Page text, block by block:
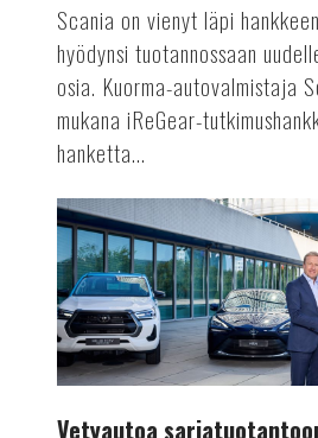
Scania on vienyt läpi
hyödynsi tuotannossaan
osia. Kuorma-autovalmistaja
mukana iReGear-
hanketta...
Vetyautoa
sarjatuotantoon
Vetyautoa